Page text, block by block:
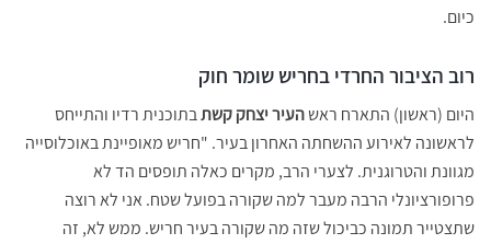
כיום.
רוב הציבור החרדי בחריש שומר חוק
היום (ראשון) התארח ראשהעיר יצחק קשתבתוכנית רדיו והתייחס
לראשונה לאירוע ההשחתה האחרון בעיר. "חריש מאופיינת באוכלוסייה
מגוונת והטרוגנית. לצערי הרב, מקרים כאלה תופסים הד לא
פרופורציונלי הרבה מעבר למה שקורה בפועל שטח. אני לא רוצה
שתצטייר תמונה כביכול שזה מה שקורה בעיר חריש. ממש לא, זה